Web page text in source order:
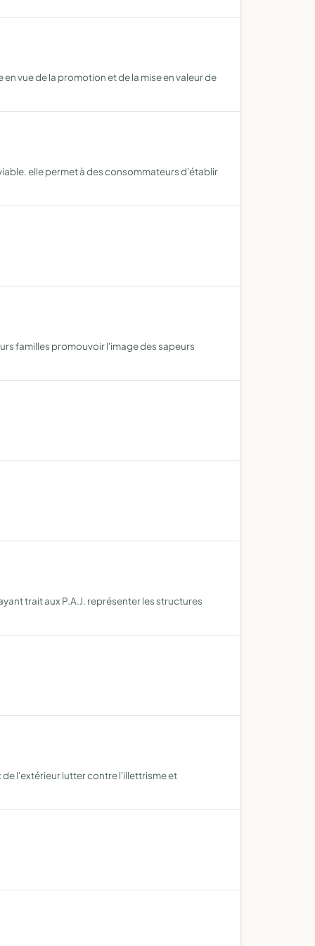
vue de la promotion et de la mise en valeur de
elle permet à des consommateurs d'établir
familles promouvoir l'image des sapeurs
trait aux P.A.J. représenter les structures
l'extérieur lutter contre l'illettrisme et